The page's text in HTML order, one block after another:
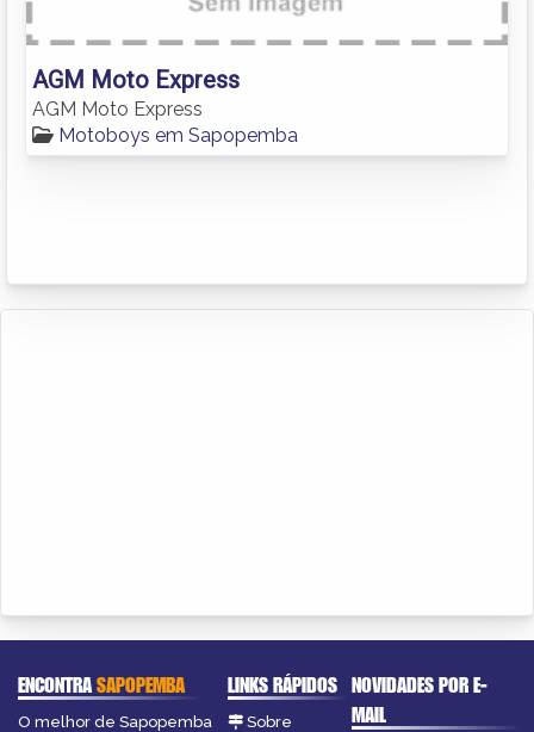
AGM Moto Express
AGM Moto Express
Motoboys em Sapopemba
ENCONTRASAPOPEMBA
O melhor de Sapopemba
LINKS RÁPIDOS
Sobre
NOVIDADES POR E-
MAIL